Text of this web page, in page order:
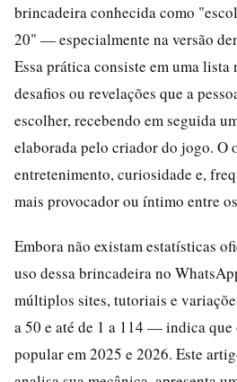
brincadeira conhecida como
20" — especialmente na versão
Essa prática consiste em uma lista
desafios ou revelações que a
escolher, recebendo em seguida
elaborada pelo criador do jogo. O
entretenimento, curiosidade e,
mais provocador ou íntimo entre
Embora não existam estatísticas
uso dessa brincadeira no
múltiplos sites, tutoriais e
a 50 e até de 1 a 114 — indica
popular em 2025 e 2026. Este